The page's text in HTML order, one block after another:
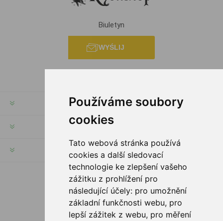
Používáme soubory
cookies
Tato webová stránka používá
cookies a další sledovací
technologie ke zlepšení vašeho
zážitku z prohlížení pro
následující účely: pro umožnění
základní funkčnosti webu, pro
lepší zážitek z webu, pro měření
Biuletyn
WYŚLIJ
INFORMACJE
MOJE KONTO
SERWIS KLIENTA
PODĄŻAJ ZA NAMI